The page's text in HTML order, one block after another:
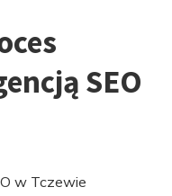
SEO
w Tczewie